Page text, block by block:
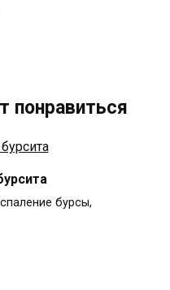
понравиться
бурсы,